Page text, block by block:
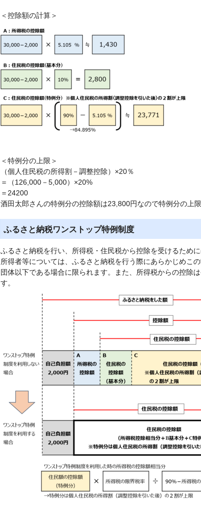
＜控除額の計算＞
＜特例分の上限＞
（個人住民税の所得割－調整控除）×20％
＝（126,000－5,000）×20%
＝24200
酒田太郎さんの特例分の控除額は23,800円なので特例分の上限
ふるさと納税ワンストップ特例制度
ふるさと納税を行い、所得税・住民税から控除を受けるため
所得者等については、ふるさと納税を行う際にあらかじめこ
団体以下である場合に限られます。また、所得税からの控除
す。